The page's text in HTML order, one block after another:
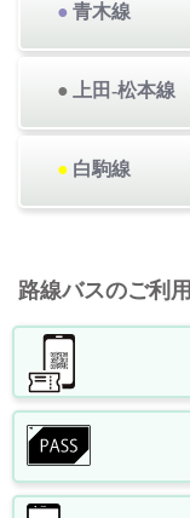
● 青木線
● 上田-松本線
● 白駒線
路線バスのご利